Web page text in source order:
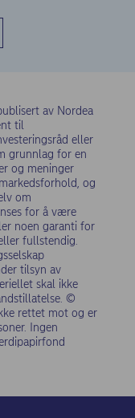
av Nordea
til
eller
grunnlag for en
og meninger
og
om
for å være
noen garanti for
fullstendig.
tilsyn av
skal ikke
©
rettet mot og er
Ingen